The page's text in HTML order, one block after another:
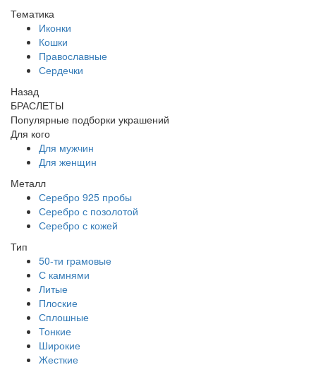
Тематика
Иконки
Кошки
Православные
Сердечки
Назад
БРАСЛЕТЫ
Популярные подборки украшений
Для кого
Для мужчин
Для женщин
Металл
Серебро 925 пробы
Серебро с позолотой
Серебро с кожей
Тип
50-ти грамовые
С камнями
Литые
Плоские
Сплошные
Тонкие
Широкие
Жесткие